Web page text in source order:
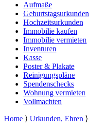
Aufmaße
Geburtstagsurkunden
Hochzeitsurkunden
Immobilie kaufen
Immobilie vermieten
Inventuren
Kasse
Poster & Plakate
Reinigungspläne
Spendenschecks
Wohnung vermieten
Vollmachten
Home ⟩ Urkunden, Ehren ⟩